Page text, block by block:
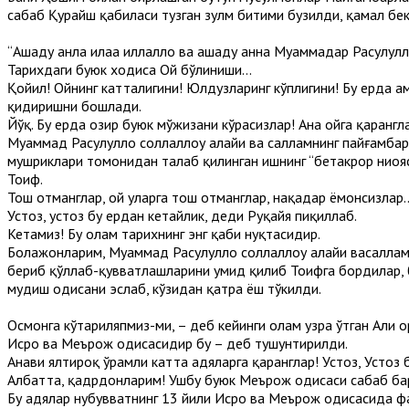
сабаб Қурайш қабиласи тузган зулм битими бузилди, қамал
“Ашҳаду анла илаҳа иллаллоҳ ва ашҳаду анна Муҳаммадар
Тарихдаги буюк ходиса Ой бўлиниши...
Қойил! Ойнинг катталигини! Юлдузларинг кўплигини! Бу ерда
қидиришни бошлади.
Йўқ. Бу ерда ҳозир буюк мўжизани кўрасизлар! Ана ойга
Муҳаммад Расулуллоҳ соллаллоҳу алайҳи ва салламнинг
мушриклари томонидан талаб қилинган ишнинг “бетакрор
Тоиф.
Тош отманглар, ҳой уларга тош отманглар, нақадар
Устоз, устоз бу ердан кетайлик, деди Руқайя пиқиллаб.
Кетамиз! Бу олам тарихнинг энг қабиҳ нуқтасидир.
Болажонларим, Муҳаммад Расулуллоҳ соллаллоҳу алайҳи
бериб қўллаб-қувватлашларини умид қилиб Тоифга бордилар,
мудҳиш ҳодисани эслаб, кўзидан қатра ёш тўкилди.
Осмонга кўтариляпмиз-ми, – деб кейинги олам узра ўтган Али
Исро ва Меърож ҳодисасидир бу – деб тушунтирилди.
Анави ялтироқ ўрамли катта ҳадяларга қаранглар! Устоз,
Албатта, қадрдонларим! Ушбу буюк Меърож ҳодисаси сабаб
Бу ҳадялар нубувватнинг 13 йили Исро ва Меърож